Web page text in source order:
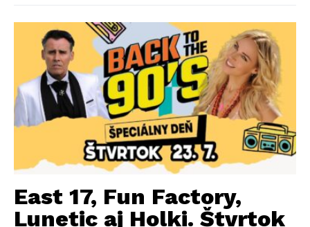
East 17, Fun Factory,
Lunetic aj Holki. Štvrtok